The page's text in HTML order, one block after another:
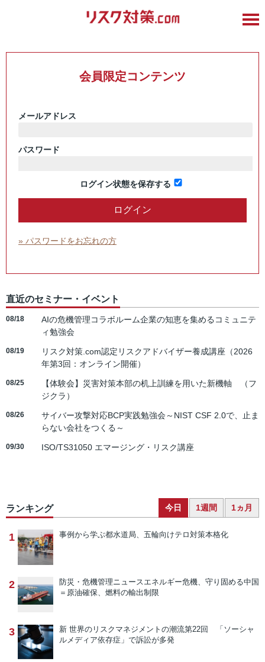
会員限定コンテンツ
メールアドレス
パスワード
ログイン状態を保存する
» パスワードをお忘れの方
直近のセミナー・イベント
08/18
AIの危機管理コラボルーム企業の知恵を集めるコミュニテ
ィ勉強会
08/19
リスク対策.com認定リスクアドバイザー養成講座（2026
年第3回：オンライン開催）
08/25
【体験会】災害対策本部の机上訓練を用いた新機軸 （フ
ジクラ）
08/26
サイバー攻撃対応BCP実践勉強会～NIST CSF 2.0で、止ま
らない会社をつくる～
09/30 ISO/TS31050 エマージング・リスク講座
ランキング 今日 1週間 1ヵ月
1 事例から学ぶ都水道局、五輪向けテロ対策本格化
2 防災・危機管理ニュースエネルギー危機、守り固める中国
＝原油確保、燃料の輸出制限
3 新 世界のリスクマネジメントの潮流第22回 「ソーシャ
ルメディア依存症」で訴訟が多発